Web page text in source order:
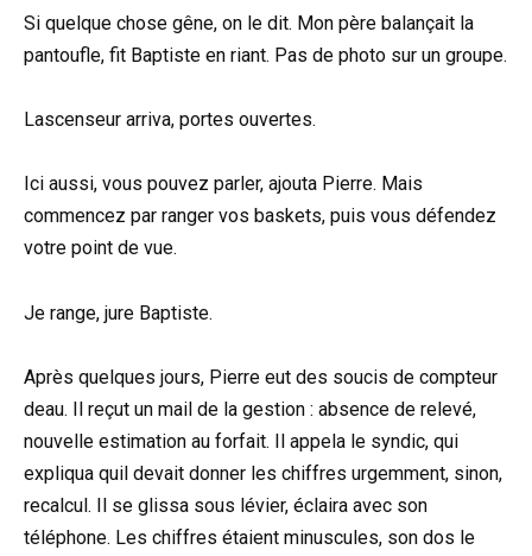
Si quelque chose gêne, on le dit. Mon père balançait la
pantoufle, fit Baptiste en riant. Pas de photo sur un groupe.
Lascenseur arriva, portes ouvertes.
Ici aussi, vous pouvez parler, ajouta Pierre. Mais
commencez par ranger vos baskets, puis vous défendez
votre point de vue.
Je range, jure Baptiste.
Après quelques jours, Pierre eut des soucis de compteur
deau. Il reçut un mail de la gestion : absence de relevé,
nouvelle estimation au forfait. Il appela le syndic, qui
expliqua quil devait donner les chiffres urgemment, sinon,
recalcul. Il se glissa sous lévier, éclaira avec son
téléphone. Les chiffres étaient minuscules, son dos le